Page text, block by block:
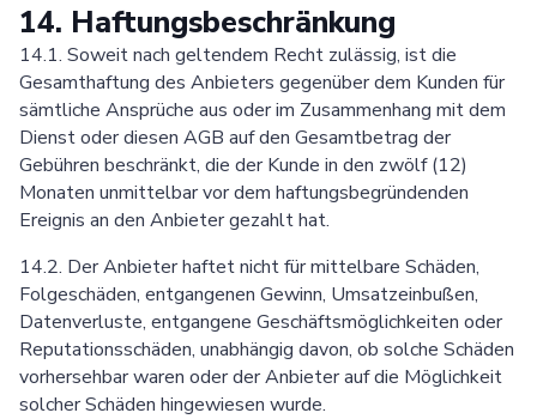
14. Haftungsbeschränkung
14.1. Soweit nach geltendem Recht zulässig, ist die
Gesamthaftung des Anbieters gegenüber dem Kunden für
sämtliche Ansprüche aus oder im Zusammenhang mit dem
Dienst oder diesen AGB auf den Gesamtbetrag der
Gebühren beschränkt, die der Kunde in den zwölf (12)
Monaten unmittelbar vor dem haftungsbegründenden
Ereignis an den Anbieter gezahlt hat.
14.2. Der Anbieter haftet nicht für mittelbare Schäden,
Folgeschäden, entgangenen Gewinn, Umsatzeinbußen,
Datenverluste, entgangene Geschäftsmöglichkeiten oder
Reputationsschäden, unabhängig davon, ob solche Schäden
vorhersehbar waren oder der Anbieter auf die Möglichkeit
solcher Schäden hingewiesen wurde.
Articles ChatGPT for Websites